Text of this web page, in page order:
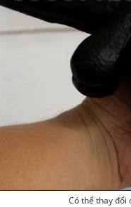
Có thể thay đổi